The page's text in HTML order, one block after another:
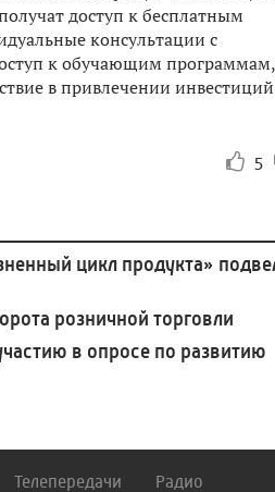
доступ к бесплатным
консультации с
к обучающим программам,
в привлечении
5
цикл продукта»
розничной торговли
в опросе по развитию
Телепередачи Радио